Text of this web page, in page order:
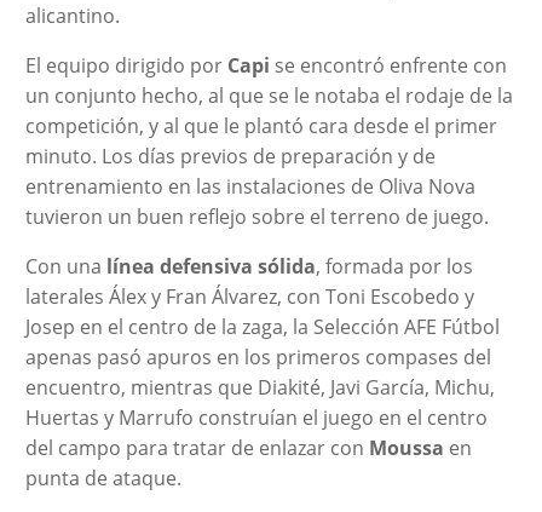
alicantino.
El equipo dirigido por Capi se encontró enfrente con
un conjunto hecho, al que se le notaba el rodaje de la
competición, y al que le plantó cara desde el primer
minuto. Los días previos de preparación y de
entrenamiento en las instalaciones de Oliva Nova
tuvieron un buen reflejo sobre el terreno de juego.
Con una línea defensiva sólida, formada por los
laterales Álex y Fran Álvarez, con Toni Escobedo y
Josep en el centro de la zaga, la Selección AFE Fútbol
apenas pasó apuros en los primeros compases del
encuentro, mientras que Diakité, Javi García, Michu,
Huertas y Marrufo construían el juego en el centro
del campo para tratar de enlazar con Moussa en
punta de ataque.